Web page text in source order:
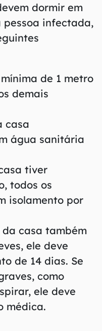
dormir em
pessoa infectada,
de 1 metro
demais
casa
água sanitária
tiver
todos os
isolamento por
casa também
ele deve
de 14 dias. Se
como
ele deve
médica.